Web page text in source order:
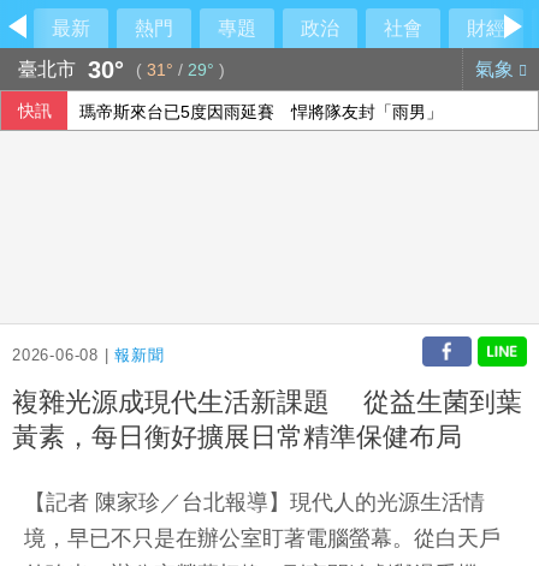
最新 熱門 專題 政治 社會
財經
臺北市 30° ( 31° / 29° ) 氣象
快訊 瑪帝斯來台已5度因雨延賽 悍將隊友封「雨男」
2026-06-08 |報新聞
複雜光源成現代生活新課題 從益生菌到葉
黃素，每日衡好擴展日常精準保健布局
【記者 陳家珍／台北報導】現代人的光源生活情
境，早已不只是在辦公室盯著電腦螢幕。從白天戶